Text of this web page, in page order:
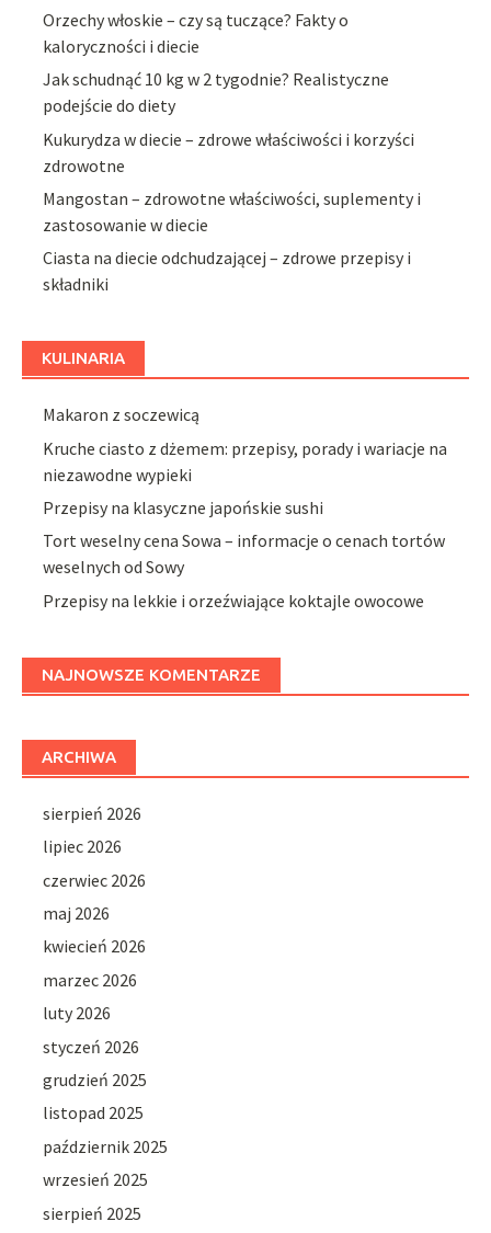
Orzechy włoskie – czy są tuczące? Fakty o
kaloryczności i diecie
Jak schudnąć 10 kg w 2 tygodnie? Realistyczne
podejście do diety
Kukurydza w diecie – zdrowe właściwości i korzyści
zdrowotne
Mangostan – zdrowotne właściwości, suplementy i
zastosowanie w diecie
Ciasta na diecie odchudzającej – zdrowe przepisy i
składniki
KULINARIA
Makaron z soczewicą
Kruche ciasto z dżemem: przepisy, porady i wariacje na
niezawodne wypieki
Przepisy na klasyczne japońskie sushi
Tort weselny cena Sowa – informacje o cenach tortów
weselnych od Sowy
Przepisy na lekkie i orzeźwiające koktajle owocowe
NAJNOWSZE KOMENTARZE
ARCHIWA
sierpień 2026
lipiec 2026
czerwiec 2026
maj 2026
kwiecień 2026
marzec 2026
luty 2026
styczeń 2026
grudzień 2025
listopad 2025
październik 2025
wrzesień 2025
sierpień 2025